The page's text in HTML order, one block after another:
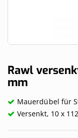
Skip
to
the
of
the
gallery
Rawl
mm
Mauerdübel für
Versenkt, 10 x